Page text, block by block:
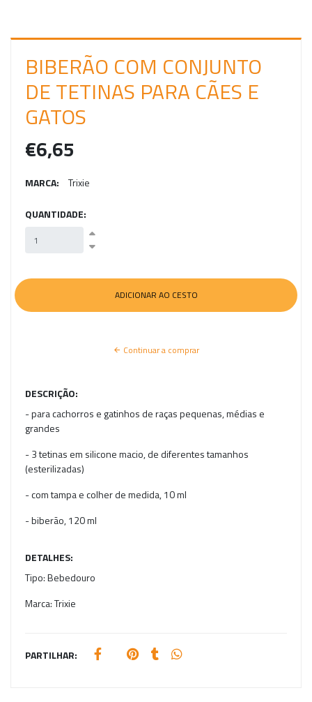
BIBERÃO COM CONJUNTO
DE TETINAS PARA CÃES E
GATOS
€6,65
MARCA: Trixie
QUANTIDADE:
Continuar a comprar
DESCRIÇÃO:
- para cachorros e gatinhos de raças pequenas, médias e
grandes
- 3 tetinas em silicone macio, de diferentes tamanhos
(esterilizadas)
- com tampa e colher de medida, 10 ml
- biberão, 120 ml
DETALHES:
Tipo:Bebedouro
Marca:Trixie
PARTILHAR: